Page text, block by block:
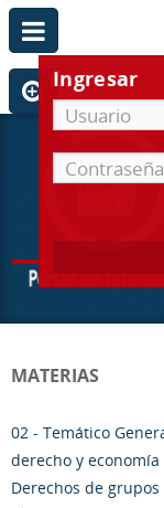
Ingresar
MATERIAS
02 - Temático
derecho y economía
Derechos de grupos